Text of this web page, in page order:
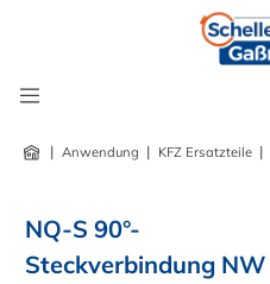
| Anwendung | KFZ Ersatzteile |
NQ-S 90°-
Steckverbindung NW